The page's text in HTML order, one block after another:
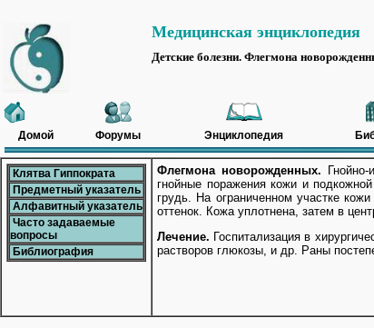
Медицинская энциклопедия
Детские болезни. Флегмона
Домой Форумы Энциклопедия
Клятва Гиппократа
Предметный указатель
Алфавитный указатель
Часто задаваемые
вопросы
Библиография
Флегмона новорожденных.
гнойные поражения кожи и
грудь. На ограниченном участке
оттенок. Кожа уплотнена, затем в
Лечение. Госпитализация в
растворов глюкозы, и др. Раны